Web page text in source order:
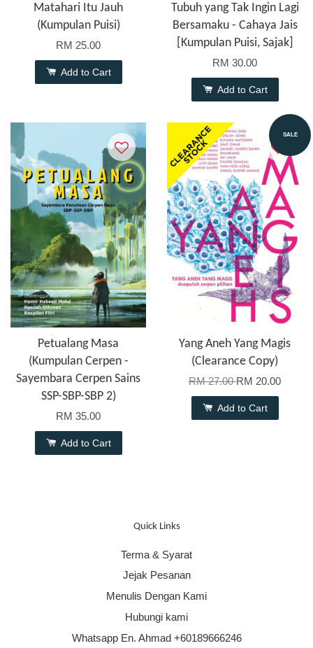
Matahari Itu Jauh
(Kumpulan Puisi)
RM 25.00
Add to Cart
Tubuh yang Tak Ingin Lagi
Bersamaku - Cahaya Jais
[Kumpulan Puisi, Sajak]
RM 30.00
Add to Cart
Petualang Masa
(Kumpulan Cerpen -
Sayembara Cerpen Sains
SSP-SBP-SBP 2)
RM 35.00
Add to Cart
SALE
Yang Aneh Yang Magis
(Clearance Copy)
RM 27.00RM 20.00
Add to Cart
Quick Links
Terma & Syarat
Jejak Pesanan
Menulis Dengan Kami
Hubungi kami
Whatsapp En. Ahmad +60189666246